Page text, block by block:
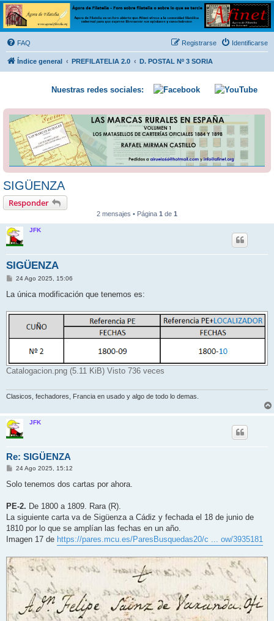
Ágora de Filatelia
Foro sobre filatelia o sobre lo que se tercie. Ágora de Filatelia es un foro abierto que Afinet
ofrece a la comunidad filatélica universal para que exprese libremente sus opiniones y
conocimientos
FAQ Identificarse
Registrarse
Índice general PREFILATELIA 2.0 D. POSTAL Nº 3 SORIA
Nuestras redes sociales:
SIGÜENZA
Responder
2 mensajes • Página 1 de 1
JFK
SIGÜENZA
M
n
j
24 Ago 2025, 15:06
La única modificación que tenemos es:
Catalogacion.png (5.11 KiB) Visto 736 veces
Clasicos, fechadores, Francia en usado y algo de todo lo demas.
JFK
Re: SIGÜENZA
M
n
j
24 Ago 2025, 15:12
Solo tenemos dos cartas por ahora.
PE-2. De 1800 a 1809. Rara (R).
La siguiente carta va de Sigüenza a Cádiz y fechada el 18 de junio de
1810 por lo que se amplían las fechas en un año.
Imagen 17 de https://pares.mcu.es/ParesBusquedas20/c ... ow/3935181